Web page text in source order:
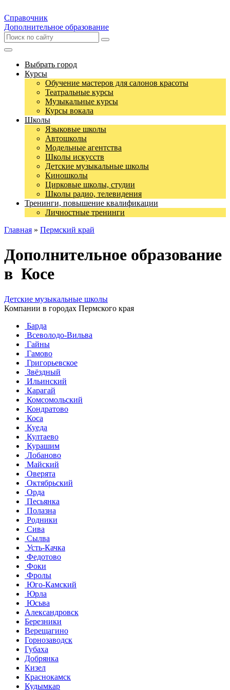
Справочник
Дополнительное образование
Выбрать город
Курсы
Обучение мастеров для салонов красоты
Театральные курсы
Музыкальные курсы
Курсы вокала
Школы
Языковые школы
Автошколы
Модельные агентства
Школы искусств
Детские музыкальные школы
Киношколы
Цирковые школы, студии
Школы радио, телевидения
Тренинги, повышение квалификации
Личностные тренинги
Главная » Пермский край
Дополнительное образование
в Косе
Детские музыкальные школы
Компании в городах Пермского края
Барда
Всеволодо-Вильва
Гайны
Гамово
Григорьевское
Звёздный
Ильинский
Карагай
Комсомольский
Кондратово
Коса
Куеда
Култаево
Курашим
Лобаново
Майский
Оверята
Октябрьский
Орда
Песьянка
Полазна
Родники
Сива
Сылва
Усть-Качка
Федотово
Фоки
Фролы
Юго-Камский
Юрла
Юсьва
Александровск
Березники
Верещагино
Горнозаводск
Губаха
Добрянка
Кизел
Краснокамск
Кудымкар